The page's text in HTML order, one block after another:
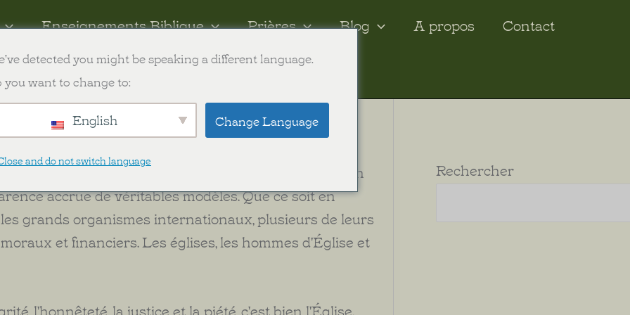
Enseignements Biblique Prières Blog A propos Contact
jours va en déphasage des valeurs morales. Les
sommes dans une société où il y a une montée en
accrue de véritables modèles. Que ce soit en
grands organismes internationaux, plusieurs de leurs
et financiers. Les églises, les hommes d'Église et
l'honnêteté, la justice et la piété, c'est bien l'Église.
Rechercher
detected you might be speaking a different language.
you want to change to:
English Change Language
and do not switch language